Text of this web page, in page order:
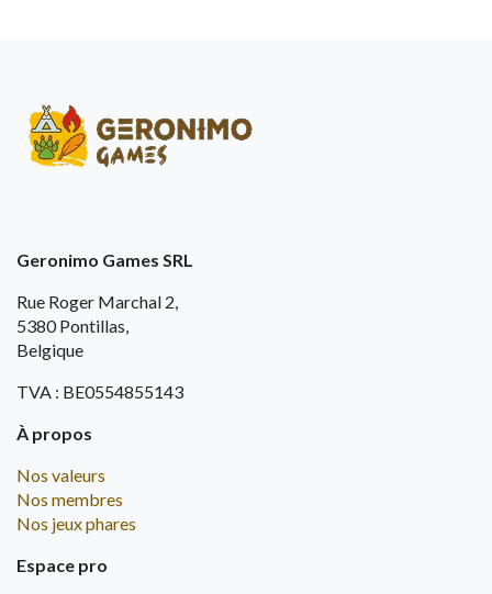
Geronimo Games SRL
Rue Roger Marchal 2,
5380 Pontillas,
Belgique
TVA : BE0554855143
À propos
Nos valeurs
Nos membres
Nos jeux phares
Espace pro